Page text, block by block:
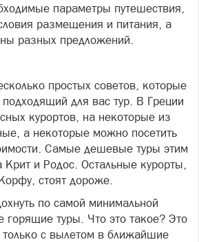
параметры путешествия,
размещения и питания, а
разных предложений.
простых советов, которые
подходящий для вас тур. В Греции
курортов, на некоторые из
а некоторые можно посетить
Самые дешевые туры этим
Крит и Родос. Остальные курорты,
стоят дороже.
по самой минимальной
горящие туры. Что это такое? Это
с вылетом в ближайшие